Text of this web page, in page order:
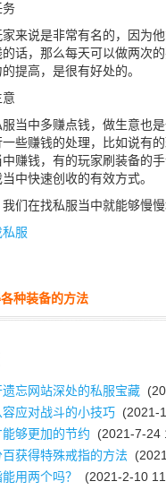
务
来说是非常有名的，因为
话，那么每天可以做两次
提高，是很有好处的。
当中多赚点钱，做生意也
些赚钱的处理，比如说有
赚钱，有的玩家刷装备的
中快速创收的有效方式。
们在找私服当中就能够慢
私服
种装备的方法
忘网站深处的私服宝藏
应对战斗的小技巧 (2021-
够更加的节约 (2021-7-24
获得特殊戒指的方法
用两个吗？
(2021-2-10